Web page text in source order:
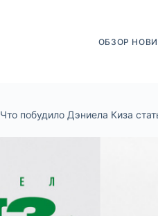
ОБЗОР
Что побудило Дэниела Киза